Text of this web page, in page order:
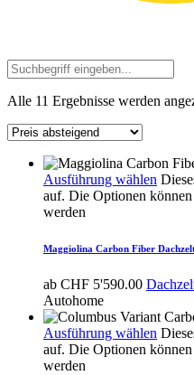
Alle 11 Ergebnisse werden
Ausführung wählen
auf. Die Optionen
werden
Maggiolina Carbon Fiber
ab CHF 5'590.00
Autohome
Ausführung wählen
auf. Die Optionen
werden